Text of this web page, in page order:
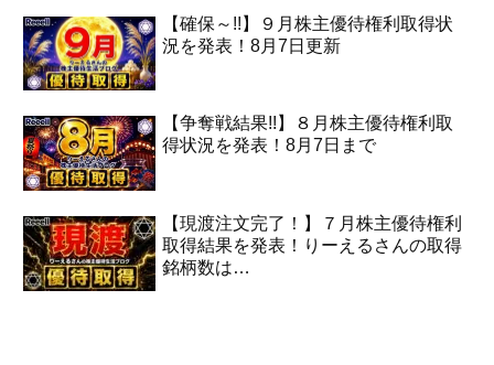
【確保～!!】９月株主優待権利取得状
況を発表！8月7日更新
【争奪戦結果!!】８月株主優待権利取
得状況を発表！8月7日まで
【現渡注文完了！】７月株主優待権利
取得結果を発表！りーえるさんの取得
銘柄数は…